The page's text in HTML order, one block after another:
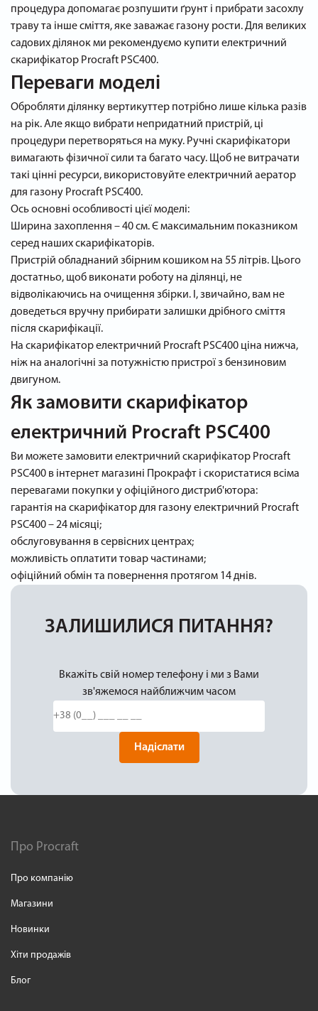
процедура допомагає розпушити ґрунт і прибрати засохлу
траву та інше сміття, яке заважає газону рости. Для великих
садових ділянок ми рекомендуємо купити електричний
скарифікатор Procraft PSC400.
Переваги моделі
Обробляти ділянку вертикуттер потрібно лише кілька разів
на рік. Але якщо вибрати непридатний пристрій, ці
процедури перетворяться на муку. Ручні скарифікатори
вимагають фізичної сили та багато часу. Щоб не витрачати
такі цінні ресурси, використовуйте електричний аератор
для газону Procraft PSC400.
Ось основні особливості цієї моделі:
Ширина захоплення – 40 см. Є максимальним показником
серед наших скарифікаторів.
Пристрій обладнаний збірним кошиком на 55 літрів. Цього
достатньо, щоб виконати роботу на ділянці, не
відволікаючись на очищення збірки. І, звичайно, вам не
доведеться вручну прибирати залишки дрібного сміття
після скарифікації.
На скарифікатор електричний Procraft PSC400 ціна нижча,
ніж на аналогічні за потужністю пристрої з бензиновим
двигуном.
Як замовити скарифікатор
електричний Procraft PSC400
Ви можете замовити електричний скарифікатор Procraft
PSC400 в інтернет магазині Прокрафт і скористатися всіма
перевагами покупки у офіційного дистриб'ютора:
гарантія на скарифікатор для газону електричний Procraft
PSC400 – 24 місяці;
обслуговування в сервісних центрах;
можливість оплатити товар частинами;
офіційний обмін та повернення протягом 14 днів.
ЗАЛИШИЛИСЯ ПИТАННЯ?
Вкажіть свій номер телефону і ми з Вами
зв'яжемося найближчим часом
Надіслати
Про Procraft
Про компанію
Магазини
Новинки
Хіти продажів
Блог